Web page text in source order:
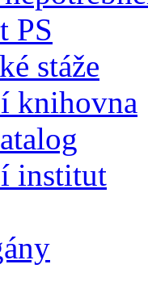
PS
stáže
knihovna
institut